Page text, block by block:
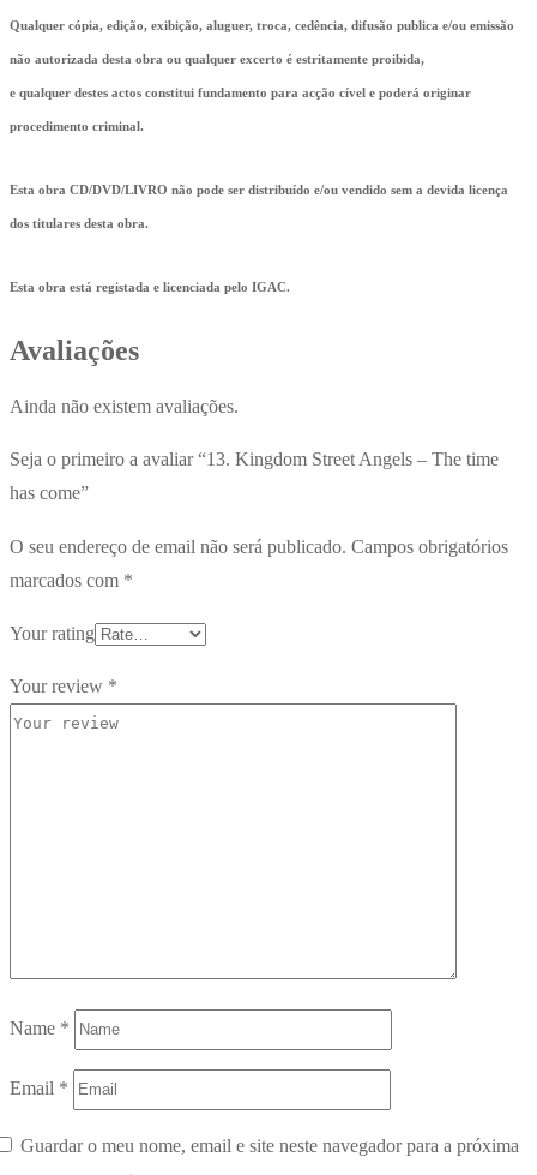
Qualquer cópia, edição, exibição, aluguer, troca, cedência, difusão publica e/ou emissão
não autorizada desta obra ou qualquer excerto é estritamente proibida,
e qualquer destes actos constitui fundamento para acção cível e poderá originar
procedimento criminal.
Esta obra CD/DVD/LIVRO não pode ser distribuído e/ou vendido sem a devida licença
dos titulares desta obra.
Esta obra está registada e licenciada pelo IGAC.
Avaliações
Ainda não existem avaliações.
Seja o primeiro a avaliar “13. Kingdom Street Angels – The time
has come”
O seu endereço de email não será publicado. Campos obrigatórios
marcados com *
Your rating
Your review *
Name *
Email *
Guardar o meu nome, email e site neste navegador para a próxima